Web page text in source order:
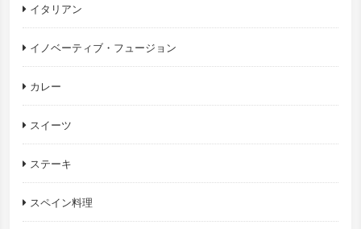
イタリアン
イノベーティブ・フュージョン
カレー
スイーツ
ステーキ
スペイン料理